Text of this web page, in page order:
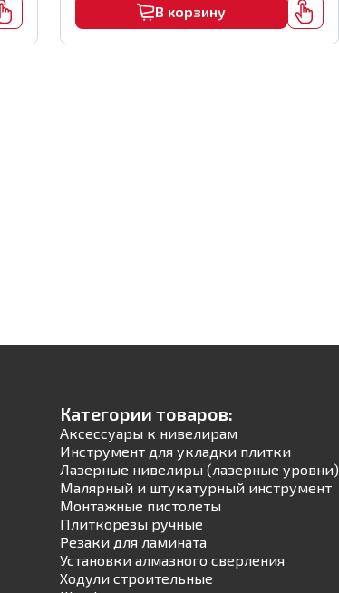
В корзину
Категории товаров:
Аксессуары к нивелирам
Инструмент для укладки плитки
Лазерные нивелиры (лазерные уровни)
Малярный и штукатурный инструмент
Монтажные пистолеты
Плиткорезы ручные
Резаки для ламината
Установки алмазного сверления
Ходули строительные